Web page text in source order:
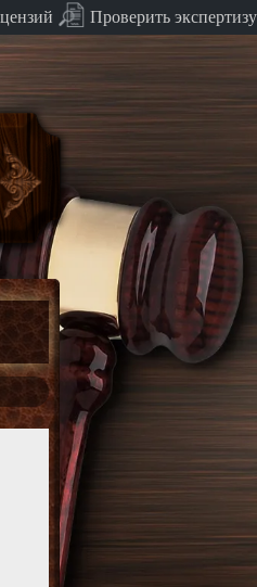
Проверить экспертизу